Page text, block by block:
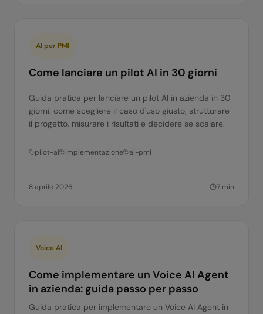
AI per PMI
Come lanciare un pilot AI in 30 giorni
Guida pratica per lanciare un pilot AI in azienda in 30
giorni: come scegliere il caso d'uso giusto, strutturare
il progetto, misurare i risultati e decidere se scalare.
pilot-ai implementazione ai-pmi
8 aprile 2026 7 min
Voice AI
Come implementare un Voice AI Agent
in azienda: guida passo per passo
Guida pratica per implementare un Voice AI Agent in